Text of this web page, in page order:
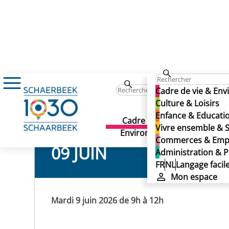
Cadre de vie &
Culture & Loisirs
Enfance &
Vivre ensemble &
Commerces &
Administration &
FRNLLangage
Mon espace
Cadre de vie &
Environnement
Culture
Mettre en page son CV avec
Mettre en page son CV
Mettre en page son CV
09 JUIN
Mardi 9 juin 2026 de 9h à 12h